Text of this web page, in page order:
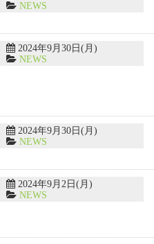
NEWS
2024年9月30日(月)
NEWS
2024年9月30日(月)
NEWS
2024年9月2日(月)
NEWS